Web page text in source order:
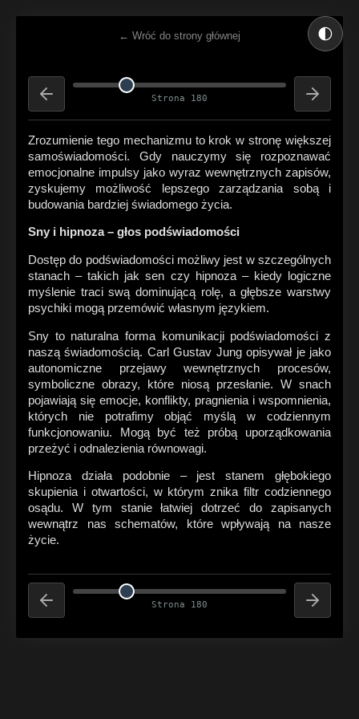
🌓
← Wróć do strony głównej
Strona 180
Zrozumienie tego mechanizmu to krok w stronę większej
samoświadomości. Gdy nauczymy się rozpoznawać
emocjonalne impulsy jako wyraz wewnętrznych zapisów,
zyskujemy możliwość lepszego zarządzania sobą i
budowania bardziej świadomego życia.
Sny i hipnoza – głos podświadomości
Dostęp do podświadomości możliwy jest w szczególnych
stanach – takich jak sen czy hipnoza – kiedy logiczne
myślenie traci swą dominującą rolę, a głębsze warstwy
psychiki mogą przemówić własnym językiem.
Sny to naturalna forma komunikacji podświadomości z
naszą świadomością. Carl Gustav Jung opisywał je jako
autonomiczne przejawy wewnętrznych procesów,
symboliczne obrazy, które niosą przesłanie. W snach
pojawiają się emocje, konflikty, pragnienia i wspomnienia,
których nie potrafimy objąć myślą w codziennym
funkcjonowaniu. Mogą być też próbą uporządkowania
przeżyć i odnalezienia równowagi.
Hipnoza działa podobnie – jest stanem głębokiego
skupienia i otwartości, w którym znika filtr codziennego
osądu. W tym stanie łatwiej dotrzeć do zapisanych
wewnątrz nas schematów, które wpływają na nasze
życie.
Strona 180